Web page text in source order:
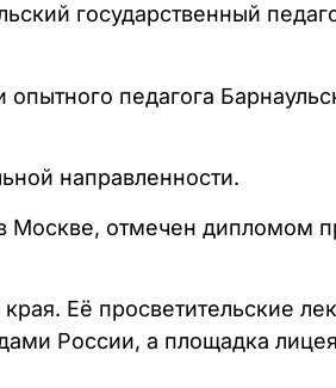
государственный
педагога
направленности.
Москве, отмечен дипломом
Её просветительские
России, а площадка